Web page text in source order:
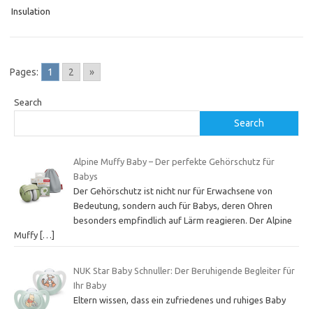
Insulation
Pages: 1 2 »
Search
Search
Alpine Muffy Baby – Der perfekte Gehörschutz für
Babys
Der Gehörschutz ist nicht nur für Erwachsene von
Bedeutung, sondern auch für Babys, deren Ohren
besonders empfindlich auf Lärm reagieren. Der Alpine
Muffy […]
NUK Star Baby Schnuller: Der Beruhigende Begleiter für
Ihr Baby
Eltern wissen, dass ein zufriedenes und ruhiges Baby